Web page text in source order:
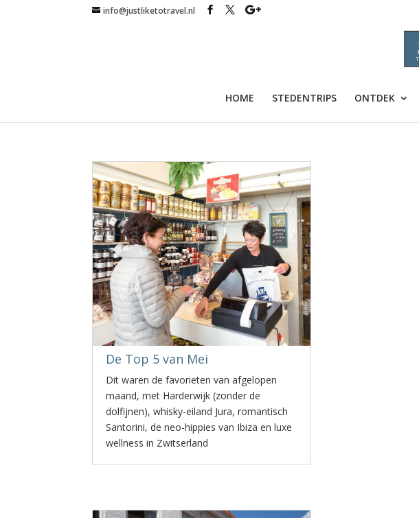
info@justliketotravel.nl
HOME STEDENTRIPS ONTDEK
De Top 5 van Mei
Dit waren de favorieten van afgelopen
maand, met Harderwijk (zonder de
dolfijnen), whisky-eiland Jura, romantisch
Santorini, de neo-hippies van Ibiza en luxe
wellness in Zwitserland